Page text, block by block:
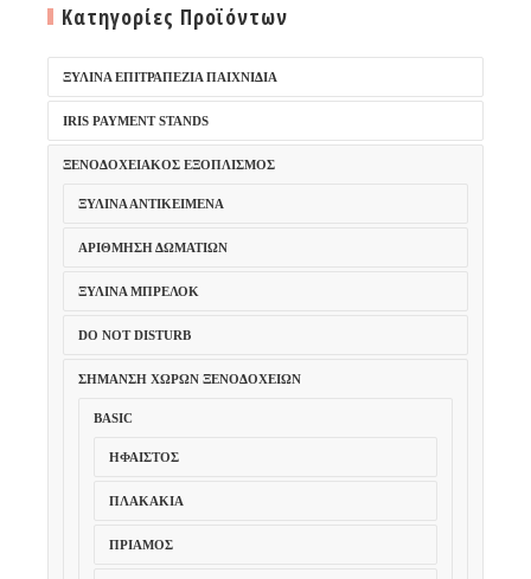
Κατηγορίες Προϊόντων
ΞΎΛΙΝΑ ΕΠΙΤΡΑΠΈΖΙΑ ΠΑΙΧΝΊΔΙΑ
IRIS PAYMENT STANDS
ΞΕΝΟΔΟΧΕΙΑΚΌΣ ΕΞΟΠΛΙΣΜΌΣ
ΞΎΛΙΝΑ ΑΝΤΙΚΕΊΜΕΝΑ
ΑΡΊΘΜΗΣΗ ΔΩΜΑΤΊΩΝ
ΞΎΛΙΝΑ ΜΠΡΕΛΌΚ
DO NOT DISTURB
ΣΉΜΑΝΣΗ ΧΏΡΩΝ ΞΕΝΟΔΟΧΕΊΩΝ
BASIC
ΉΦΑΙΣΤΟΣ
ΠΛΑΚΆΚΙΑ
ΠΡΊΑΜΟΣ